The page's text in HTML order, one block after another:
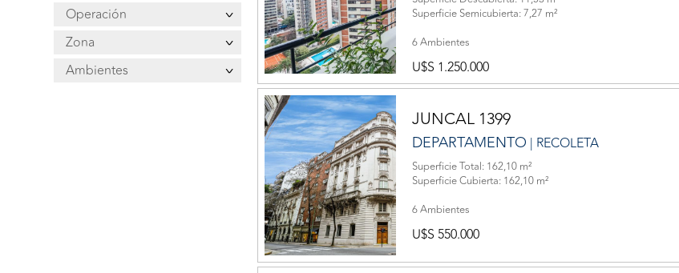
Operación
Zona
Ambientes
Superficie Semicubierta: 7,27 m²
6 Ambientes
U$S 1.250.000
JUNCAL 1399
DEPARTAMENTO | RECOLETA
Superficie Total: 162,10 m²
Superficie Cubierta: 162,10 m²
6 Ambientes
U$S 550.000